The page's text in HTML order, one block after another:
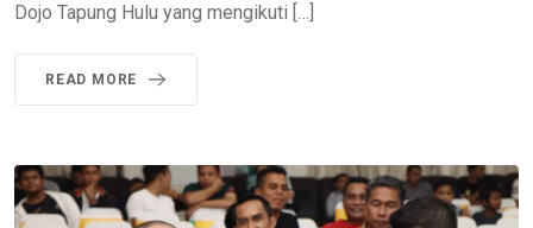
Dojo Tapung Hulu yang mengikuti […]
READ MORE